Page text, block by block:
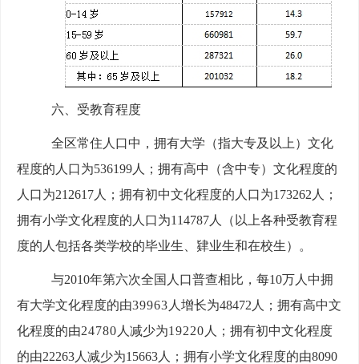
六、受教育程度
全区常住人口中，拥有大学（指大专及以上）文化
程度的人口为536199 人；拥有高中（含中专）文化程度的
人口为212617 人；拥有初中文化程度的人口为173262 人；
拥有小学文化程度的人口为114787 人（以上各种受教育程
度的人包括各类学校的毕业生、肄业生和在校生）。
与2010年第六次全国人口普查相比，每10万人中拥
有大学文化程度的由39963 人增长为48472 人；拥有高中文
化程度的由24780 人减少为19220 人；拥有初中文化程度
的由22263 人减少为15663 人；拥有小学文化程度的由8090